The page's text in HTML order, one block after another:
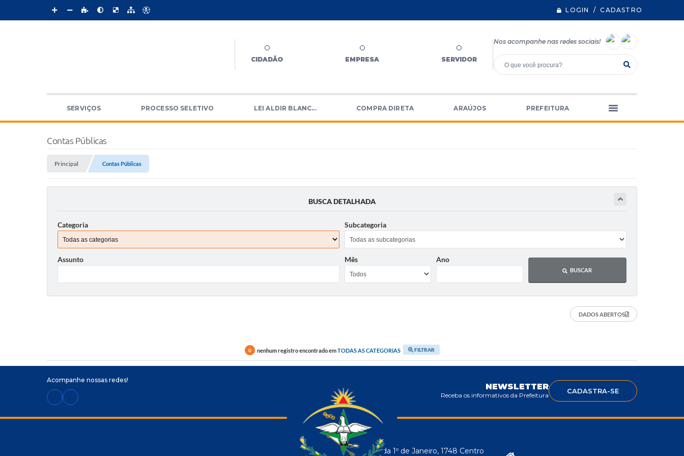
LOGIN / CADASTRO
CIDADÃO EMPRESA SERVIDOR
Nos acompanhe nas redes sociais!
SERVIÇOS PROCESSO SELETIVO LEI ALDIR BLANC... COMPRA DIRETA ARAÚJOS PREFEITURA
Contas Públicas
Principal Contas Públicas
BUSCA DETALHADA
Categoria Subcategoria
Assunto Mês Ano
BUSCAR
DADOS ABERTOS
0 nenhum registro encontrado emTODAS AS CATEGORIAS FILTRAR
Acompanhe nossas redes!
NEWSLETTER
Receba os informativos da Prefeitura
CADASTRA-SE
Avenida 1º de Janeiro, 1748 Centro